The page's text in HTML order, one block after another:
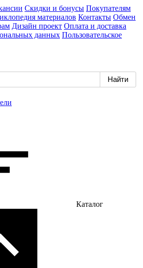
Скидки и бонусы Покупателям
материалов Контакты Обмен
Дизайн проект Оплата и доставка
данных Пользовательское
Каталог